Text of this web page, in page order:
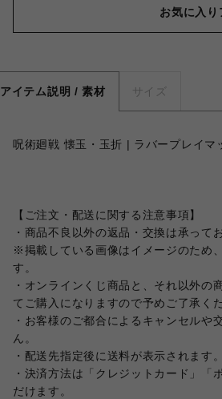
お気に入り
アイテム説明 / 素材 サイズ
呪術廻戦 懐玉・玉折 | ラバープレイマ
【ご注文・配送に関する注意事項】
・商品不良以外の返品・交換は承って
※掲載している画像はイメージのため
す。
・オンラインくじ商品と、それ以外の
てご購入になりますので予めご了承く
・お客様のご都合によるキャンセルや
ん。
・配送先指定後に送料が表示されます。
・決済方法は「クレジットカード」
だけます。